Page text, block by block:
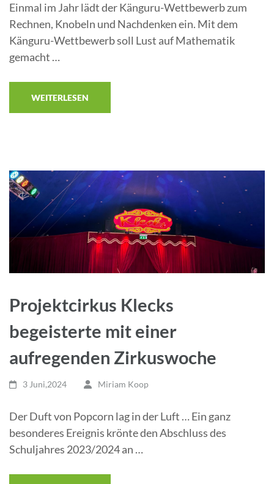
Einmal im Jahr lädt der Känguru-Wettbewerb zum
Rechnen, Knobeln und Nachdenken ein. Mit dem
Känguru-Wettbewerb soll Lust auf Mathematik
gemacht …
WEITERLESEN
Projektcirkus Klecks
begeisterte mit einer
aufregenden Zirkuswoche
3 Juni,2024 Miriam Koop
Der Duft von Popcorn lag in der Luft … Ein ganz
besonderes Ereignis krönte den Abschluss des
Schuljahres 2023/2024 an …